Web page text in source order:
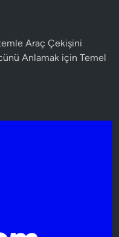
Araç Çekişini
Anlamak için Temel